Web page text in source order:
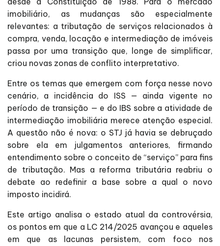
imobiliário, as mudanças são especialmente
relevantes: a tributação de serviços relacionados à
compra, venda, locação e intermediação de imóveis
passa por uma transição que, longe de simplificar,
criou novas zonas de conflito interpretativo.
Entre os temas que emergem com força nesse novo
cenário, a incidência do ISS — ainda vigente no
período de transição — e do IBS sobre a atividade de
intermediação imobiliária merece atenção especial.
A questão não é nova: o STJ já havia se debruçado
sobre ela em julgamentos anteriores, firmando
entendimento sobre o conceito de “serviço” para fins
de tributação. Mas a reforma tributária reabriu o
debate ao redefinir a base sobre a qual o novo
imposto incidirá.
Este artigo analisa o estado atual da controvérsia,
os pontos em que a LC 214/2025 avançou e aqueles
em que as lacunas persistem, com foco nos